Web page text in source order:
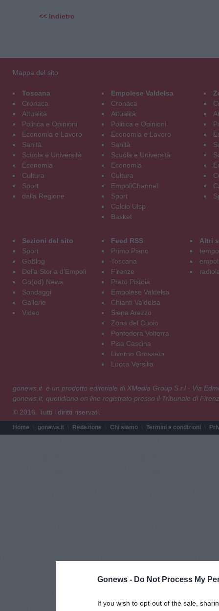
Gonews - Do Not Process My
If you wish to opt-out of the sale,
<< Indietro
Mappa del sito
Toscana
Cronaca
Attualità
Politica e Opinioni
Economia e Lavoro
Sanità
Scuola e Università
Economia
Cultura
Sport
dalla Regione
Empolese Valdelsa
Cronaca
Attualità
Politica e Opinioni
Economia e Lavoro
Sanità
Scuola e Università
Economia
Cultura
EmpoliChannel
Sport
Calcio Uisp
Basket
Sezioni del sito
Sport
GoBlog
Della Storia d'Empoli
Go(od) News
Sondaggi
Gallerie
Video
Feed RSS
Primo Piano
Toscana
Firenze
Prato Pistoia
Empolese Valdelsa
Chianti Valdelsa
Siena Arezzo
Zona del Cuoio
Pontedera Volterra
Pisa Cascina
Livorno Grosseto
Lucca Versilia
Altri
gonews.it è un prodotto editoriale di XMedia Group S.r.l - Via
gonews.it, quotidiano on line registrato presso il Tribunale di
© 2016. Tutti i diritti riservati.
Home gonews.it Redazione Chi siamo Termini e condizioni